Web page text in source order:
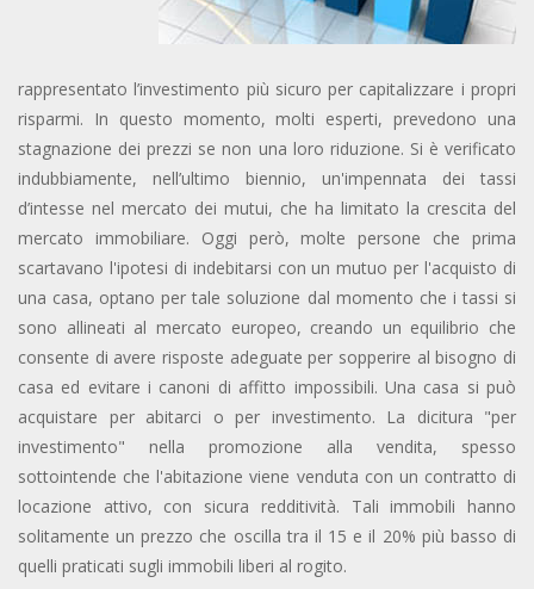
rappresentato l’investimento più sicuro per capitalizzare i propri
risparmi. In questo momento, molti esperti, prevedono una
stagnazione dei prezzi se non una loro riduzione. Si è verificato
indubbiamente, nell’ultimo biennio, un'impennata dei tassi
d’intesse nel mercato dei mutui, che ha limitato la crescita del
mercato immobiliare. Oggi però, molte persone che prima
scartavano l'ipotesi di indebitarsi con un mutuo per l'acquisto di
una casa, optano per tale soluzione dal momento che i tassi si
sono allineati al mercato europeo, creando un equilibrio che
consente di avere risposte adeguate per sopperire al bisogno di
casa ed evitare i canoni di affitto impossibili. Una casa si può
acquistare per abitarci o per investimento. La dicitura "per
investimento" nella promozione alla vendita, spesso
sottointende che l'abitazione viene venduta con un contratto di
locazione attivo, con sicura redditività. Tali immobili hanno
solitamente un prezzo che oscilla tra il 15 e il 20% più basso di
quelli praticati sugli immobili liberi al rogito.